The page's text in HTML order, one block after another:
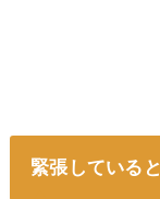
緊張している